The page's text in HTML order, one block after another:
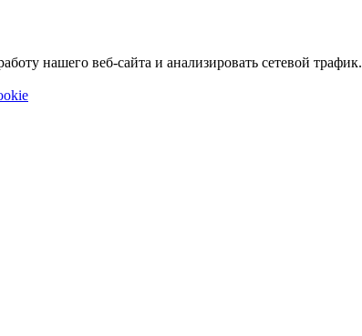
нашего веб-сайта и анализировать сетевой трафик.